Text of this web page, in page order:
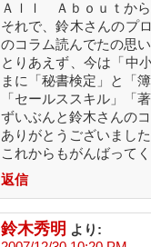
Ａｌｌ Ａｂｏｕｔか
それで、鈴木さんのプ
のコラム読んでたの思
とりあえず、今は「中
まに「秘書検定」と「
「セールススキル」「
ずいぶんと鈴木さんの
ありがとうございました
これからもがんばって
返信
鈴木秀明 より: